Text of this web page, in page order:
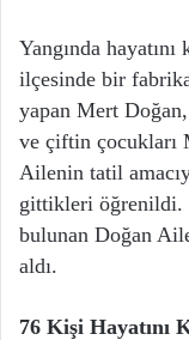
Yangında
ilçesinde bir
yapan Mert
ve çiftin çocukları
Ailenin tatil
gittikleri öğrenildi.
bulunan Doğan
aldı.
76 Kişi Hayatını